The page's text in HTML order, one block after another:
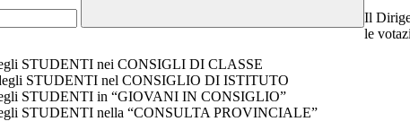
Il
le
STUDENTI nei CONSIGLI DI CLASSE
STUDENTI nel CONSIGLIO DI ISTITUTO
STUDENTI in “GIOVANI IN CONSIGLIO”
STUDENTI nella “CONSULTA PROVINCIALE”